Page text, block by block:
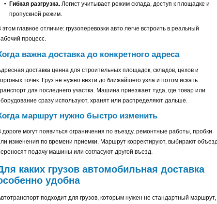
Гибкая разгрузка. Логист учитывает режим склада, доступ к площадке и
пропускной режим.
этом главное отличие: грузоперевозки авто легче встроить в реальный
процесс.
важна доставка до конкретного адреса
доставка ценна для строительных площадок, складов, цехов и
точек. Груз не нужно везти до ближайшего узла и потом искать
для последнего участка. Машина приезжает туда, где товар или
сразу используют, хранят или распределяют дальше.
маршрут нужно быстро изменить
дороге могут появиться ограничения по въезду, ремонтные работы, пробки
изменения по времени приемки. Маршрут корректируют, выбирают
подачу машины или согласуют другой въезд.
каких грузов автомобильная доставка
удобна
подходит для грузов, которым нужен не стандартный маршрут,